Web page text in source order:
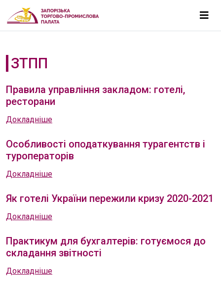
ЗТПП
Правила управління закладом: готелі,
ресторани
Докладніше
Особливості оподаткування турагентств і
туроператорів
Докладніше
Як готелі України пережили кризу 2020-2021
Докладніше
Практикум для бухгалтерів: готуємося до
складання звітності
Докладніше